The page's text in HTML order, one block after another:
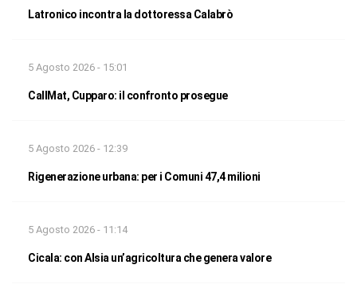
Latronico incontra la dottoressa Calabrò
5 Agosto 2026 - 15:01
CallMat, Cupparo: il confronto prosegue
5 Agosto 2026 - 12:39
Rigenerazione urbana: per i Comuni 47,4 milioni
5 Agosto 2026 - 11:14
Cicala: con Alsia un’agricoltura che genera valore